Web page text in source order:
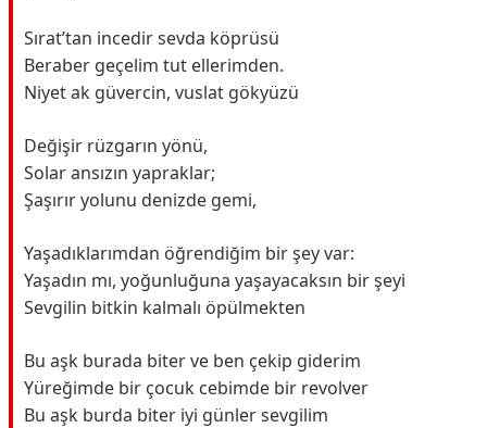
Sırat’tan incedir sevda köprüsü
Beraber geçelim tut ellerimden.
Niyet ak güvercin, vuslat gökyüzü
Değişir rüzgarın yönü,
Solar ansızın yapraklar;
Şaşırır yolunu denizde gemi,
Yaşadıklarımdan öğrendiğim bir şey var:
Yaşadın mı, yoğunluğuna yaşayacaksın bir şeyi
Sevgilin bitkin kalmalı öpülmekten
Bu aşk burada biter ve ben çekip giderim
Yüreğimde bir çocuk cebimde bir revolver
Bu aşk burda biter iyi günler sevgilim